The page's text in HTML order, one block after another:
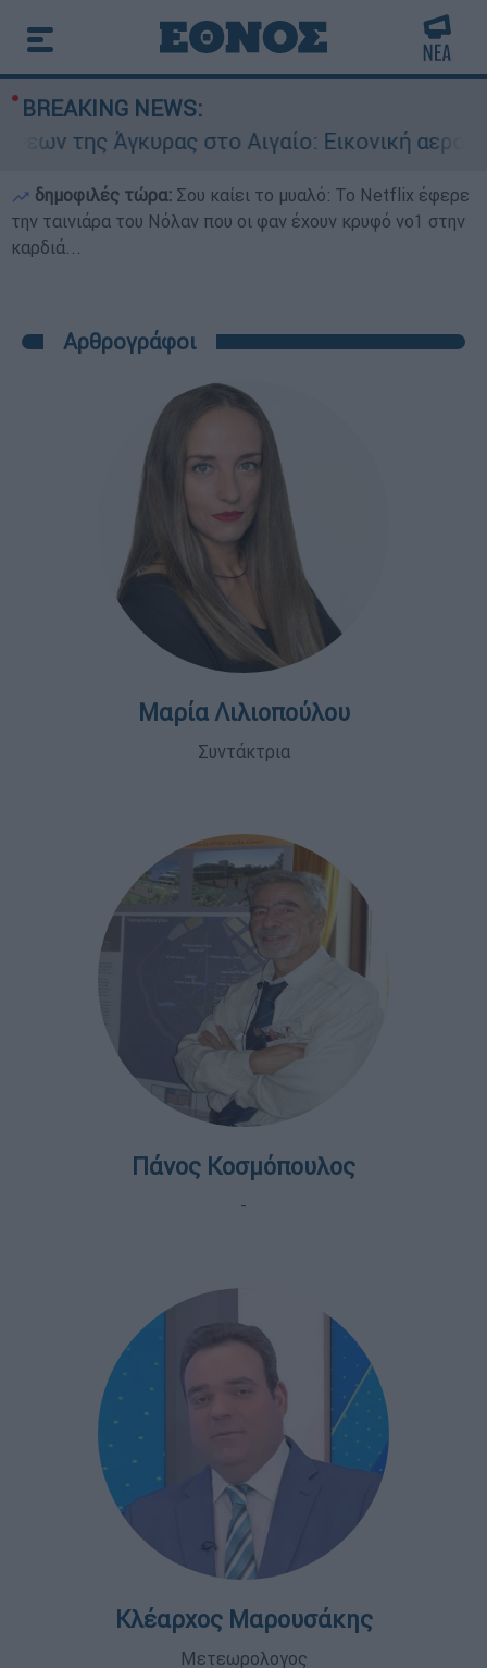
BREAKING NEWS:
Αιγαίο: Εικονική αερομαχία ανάμεσα σε
δημοφιλές τώρα: Σου καίει το μυαλό: Το Netflix έφερε
την ταινιάρα του Νόλαν που οι φαν έχουν κρυφό νο1 στην
καρδιά...
Αρθρογράφοι
Μαρία Λιλιοπούλου
Συντάκτρια
Πάνος Κοσμόπουλος
-
Κλέαρχος Μαρουσάκης
Μετεωρολογος